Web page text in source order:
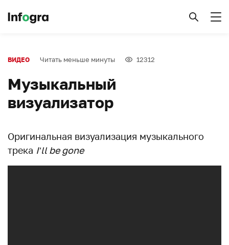
ВИДЕО Читать меньше минуты 12312
Музыкальный
визуализатор
Оригинальная визуализация музыкального
трека I’ll be gone